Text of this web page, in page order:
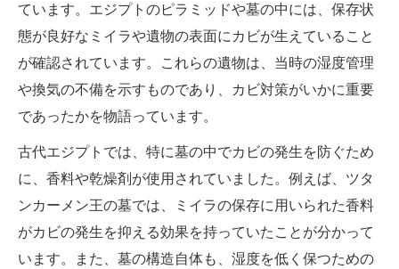
ています。エジプトのピラミッドや墓の中には、保存状
態が良好なミイラや遺物の表面にカビが生えていること
が確認されています。これらの遺物は、当時の湿度管理
や換気の不備を示すものであり、カビ対策がいかに重要
であったかを物語っています。
古代エジプトでは、特に墓の中でカビの発生を防ぐため
に、香料や乾燥剤が使用されていました。例えば、ツタ
ンカーメン王の墓では、ミイラの保存に用いられた香料
がカビの発生を抑える効果を持っていたことが分かって
います。また、墓の構造自体も、湿度を低く保つための